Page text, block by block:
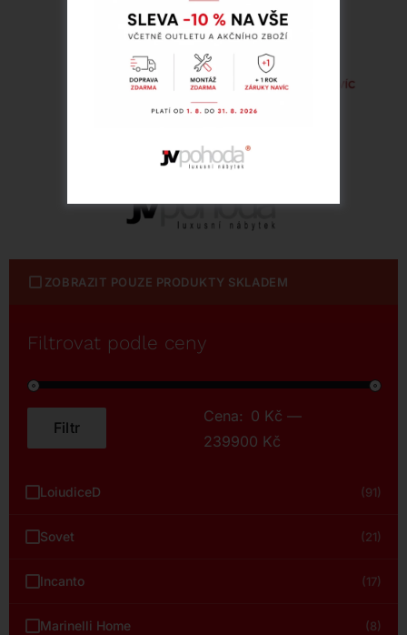
ZOBRAZIT POUZE PRODUKTY SKLADEM
Filtrovat podle ceny
Filtr
Cena: 0 Kč —
239900 Kč
LoiudiceD (91)
Sovet (21)
Incanto (17)
Marinelli Home (8)